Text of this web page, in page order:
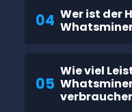
04 Wer ist der
05
Wie viel